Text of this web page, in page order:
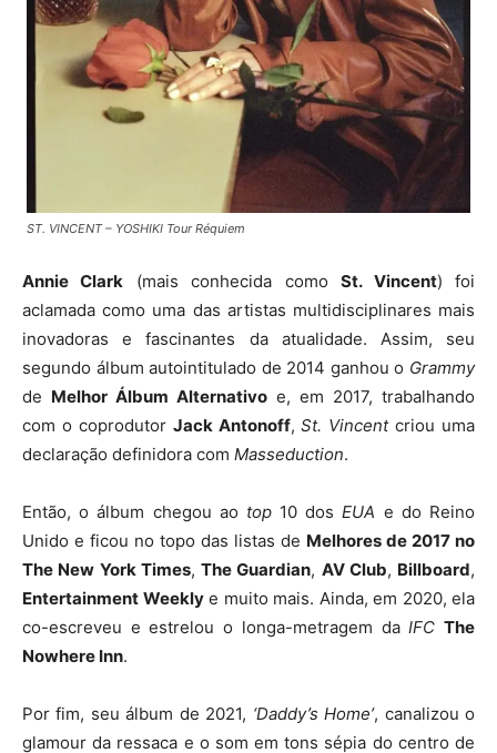
ST. VINCENT – YOSHIKI Tour Réquiem
Annie Clark (mais conhecida comoSt. Vincent) foi
aclamada como uma das artistas multidisciplinares mais
inovadoras e fascinantes da atualidade. Assim, seu
segundo álbum autointitulado de 2014 ganhou o Grammy
de Melhor Álbum Alternativo e, em 2017, trabalhando
com o coprodutor Jack Antonoff,St. Vincentcriou uma
declaração definidora com Masseduction.
Então, o álbum chegou ao top10 dosEUA e do Reino
Unido e ficou no topo das listas de Melhores de 2017 no
The New York Times, The Guardian, AV Club, Billboard,
Entertainment Weeklye muito mais. Ainda, em 2020, ela
co-escreveu e estrelou o longa-metragem daIFC The
Nowhere Inn.
Por fim, seu álbum de 2021, ‘Daddy’s Home’, canalizou o
glamour da ressaca e o som em tons sépia do centro de